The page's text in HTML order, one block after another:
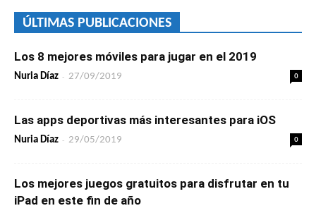
ÚLTIMAS PUBLICACIONES
Los 8 mejores móviles para jugar en el 2019
Nuria Díaz - 27/09/2019 0
Las apps deportivas más interesantes para iOS
Nuria Díaz - 29/05/2019 0
Los mejores juegos gratuitos para disfrutar en tu
iPad en este fin de año